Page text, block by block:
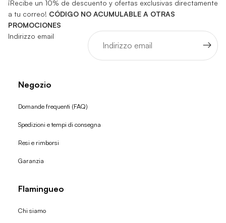
¡Recibe un 10% de descuento y ofertas exclusivas directamente
a tu correo! CÓDIGO NO ACUMULABLE A OTRAS
PROMOCIONES
Indirizzo email
Negozio
Domande frequenti (FAQ)
Spedizioni e tempi di consegna
Resi e rimborsi
Garanzia
Flamingueo
Chi siamo